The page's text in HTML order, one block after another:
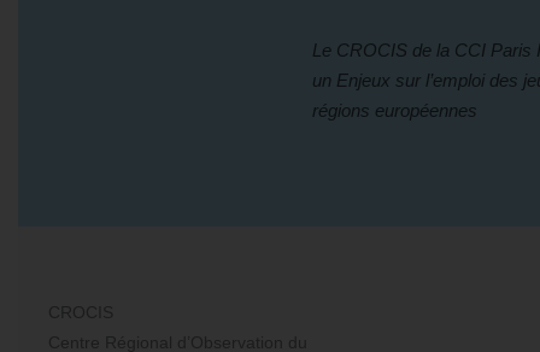
Le CROCIS de la CCI Paris
un Enjeux sur l’emploi des
régions européennes